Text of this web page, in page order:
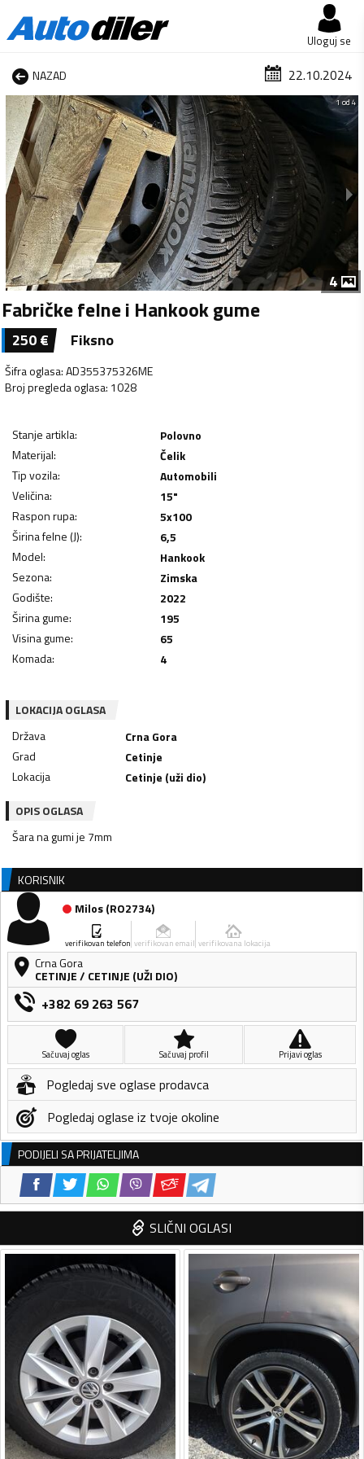
Uloguj se
NAZAD 22.10.2024
1 od 4
4
Fabričke felne i Hankook gume
250€ Fiksno
Šifra oglasa:AD355375326ME
Broj pregleda oglasa: 1028
Stanje artikla:
Polovno
Materijal:
Čelik
Tip vozila:
Automobili
Veličina:
15"
Raspon rupa:
5x100
Širina felne (J):
6,5
Model:
Hankook
Sezona:
Zimska
Godište:
2022
Širina gume:
195
Visina gume:
65
Komada: 4
LOKACIJA OGLASA
Država
Crna Gora
Grad
Cetinje
Lokacija
Cetinje (uži dio)
OPIS OGLASA
Šara na gumi je 7mm
KORISNIK
Milos(RO2734)
verifikovan telefon verifikovan email verifikovana lokacija
Crna Gora
CETINJE/ CETINJE (UŽI DIO)
+382 69 263 567
Sačuvaj oglas Sačuvaj profil Prijavi oglas
Pogledaj sve oglase prodavca
Pogledaj oglase iz tvoje okoline
PODIJELI SA PRIJATELJIMA
SLIČNI OGLASI